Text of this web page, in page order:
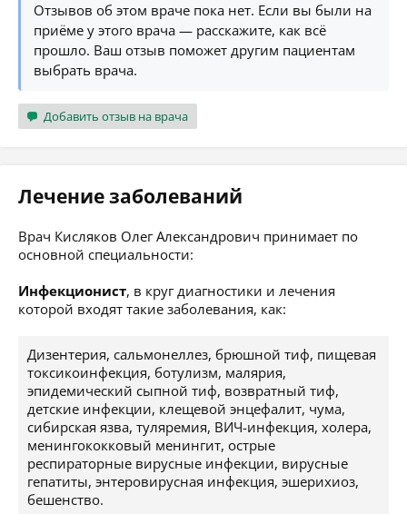
Отзывов об этом враче пока нет. Если вы были на
приёме у этого врача — расскажите, как всё
прошло. Ваш отзыв поможет другим пациентам
выбрать врача.
Добавить отзыв на врача
Лечение заболеваний
Врач Кисляков Олег Александрович принимает по
основной специальности:
Инфекционист, в круг диагностики и лечения
которой входят такие заболевания, как:
Дизентерия, сальмонеллез, брюшной тиф, пищевая
токсикоинфекция, ботулизм, малярия,
эпидемический сыпной тиф, возвратный тиф,
детские инфекции, клещевой энцефалит, чума,
сибирская язва, туляремия, ВИЧ-инфекция, холера,
менингококковый менингит, острые
респираторные вирусные инфекции, вирусные
гепатиты, энтеровирусная инфекция, эшерихиоз,
бешенство.